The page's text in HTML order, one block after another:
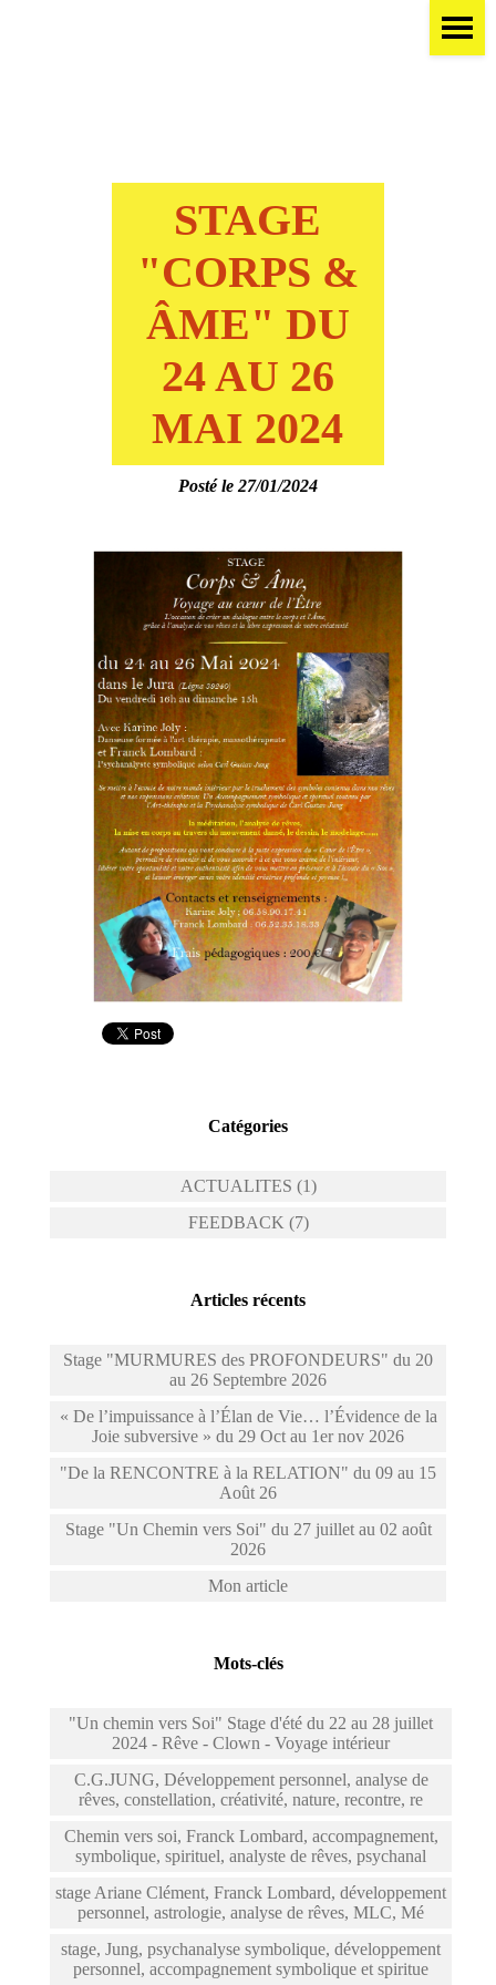
STAGE
"CORPS &
ÂME" DU
24 AU 26
MAI 2024
Posté le 27/01/2024
Catégories
ACTUALITES (1)
FEEDBACK (7)
Articles récents
Stage "MURMURES des PROFONDEURS" du 20
au 26 Septembre 2026
« De l’impuissance à l’Élan de Vie… l’Évidence de la
Joie subversive » du 29 Oct au 1er nov 2026
"De la RENCONTRE à la RELATION" du 09 au 15
Août 26
Stage "Un Chemin vers Soi" du 27 juillet au 02 août
2026
Mon article
Mots-clés
"Un chemin vers Soi" Stage d'été du 22 au 28 juillet
2024 - Rêve - Clown - Voyage intérieur
C.G.JUNG, Développement personnel, analyse de
rêves, constellation, créativité, nature, recontre, re
Chemin vers soi, Franck Lombard, accompagnement,
symbolique, spirituel, analyste de rêves, psychanal
stage Ariane Clément, Franck Lombard, développement
personnel, astrologie, analyse de rêves, MLC, Mé
stage, Jung, psychanalyse symbolique, développement
personnel, accompagnement symbolique et spiritue